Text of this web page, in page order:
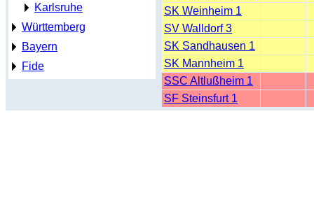
Karlsruhe
Württemberg
Bayern
Fide
SK Weinheim 1
SV Walldorf 3
SK Sandhausen 1
SK Mannheim 1
SSC Altlußheim 1
SF Steinsfurt 1